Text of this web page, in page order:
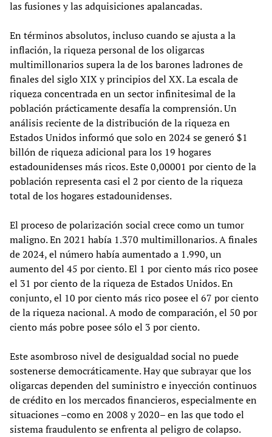
las fusiones y las adquisiciones apalancadas.
En términos absolutos, incluso cuando se ajusta a la
inflación, la riqueza personal de los oligarcas
multimillonarios supera la de los barones ladrones de
finales del siglo XIX y principios del XX. La escala de
riqueza concentrada en un sector infinitesimal de la
población prácticamente desafía la comprensión. Un
análisis reciente de la distribución de la riqueza en
Estados Unidos informó que solo en 2024 se generó $1
billón de riqueza adicional para los 19 hogares
estadounidenses más ricos. Este 0,00001 por ciento de la
población representa casi el 2 por ciento de la riqueza
total de los hogares estadounidenses.
El proceso de polarización social crece como un tumor
maligno. En 2021 había 1.370 multimillonarios. A finales
de 2024, el número había aumentado a 1.990, un
aumento del 45 por ciento. El 1 por ciento más rico posee
el 31 por ciento de la riqueza de Estados Unidos. En
conjunto, el 10 por ciento más rico posee el 67 por ciento
de la riqueza nacional. A modo de comparación, el 50 por
ciento más pobre posee sólo el 3 por ciento.
Este asombroso nivel de desigualdad social no puede
sostenerse democráticamente. Hay que subrayar que los
oligarcas dependen del suministro e inyección continuos
de crédito en los mercados financieros, especialmente en
situaciones –como en 2008 y 2020– en las que todo el
sistema fraudulento se enfrenta al peligro de colapso.